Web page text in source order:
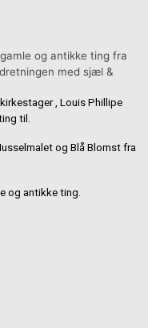
og antikke ting fra
med sjæl &
, Louis Phillipe
til.
og Blå Blomst fra
og antikke ting.